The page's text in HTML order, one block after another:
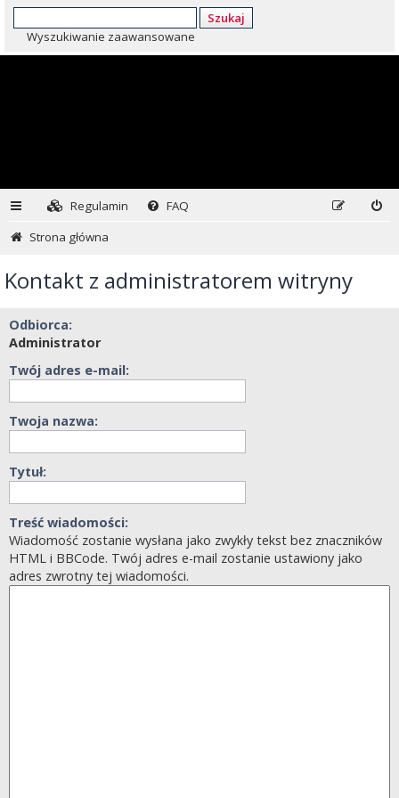
Szukaj
Wyszukiwanie zaawansowane
Regulamin
FAQ
Strona główna
Kontakt z administratorem witryny
Odbiorca:
Administrator
Twój adres e-mail:
Twoja nazwa:
Tytuł:
Treść wiadomości:
Wiadomość zostanie wysłana jako zwykły tekst bez znaczników
HTML i BBCode. Twój adres e-mail zostanie ustawiony jako
adres zwrotny tej wiadomości.